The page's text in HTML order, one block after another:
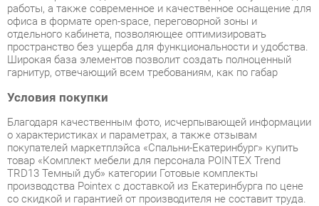
гарнитур, отвечающий всем требованиям, как по габар
Условия покупки
Благодаря качественным фото, исчерпывающей информации
о характеристиках и параметрах, а также отзывам
покупателей маркетплэйса «Спальни-Екатеринбург» купить
товар «Комплект мебели для персонала POINTEX Trend
TRD13 Темный дуб» категории Готовые комплекты
со скидкой и гарантией от производителя не составит труда.
Мы отправляем заказы в доставку ежедневно. Товары из
ассортимента в наличии на складе в Екатеринбурге вы
получите не позднее 48-ми часовс момента оформления
заказа. Дополнительно вы можете заказать подъём на этаж
и сборку мебельных изделий.